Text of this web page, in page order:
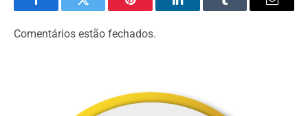
FacebookTwitter Pinterest LinkedInTumblr Email
Comentários estão fechados.